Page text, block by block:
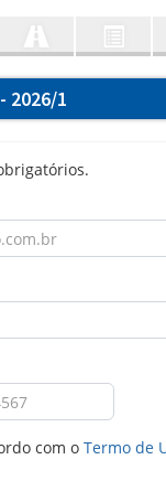
2026/1
com o Termo de